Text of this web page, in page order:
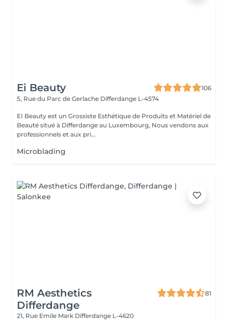
Ei Beauty
106
5, Rue du Parc de Gerlache Differdange L-4574
EI Beauty est un Grossiste Esthétique de Produits et Matériel de
Beauté situé à Differdange au Luxembourg, Nous vendons aux
professionnels et aux pri...
Microblading
RM Aesthetics
Differdange
81
21, Rue Emile Mark Differdange L-4620